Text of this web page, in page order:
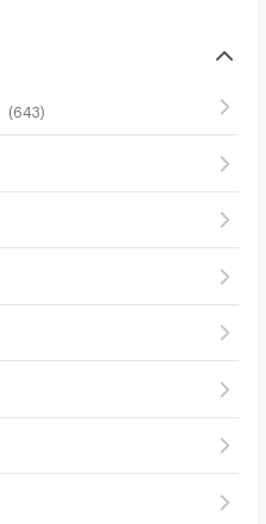
(643)